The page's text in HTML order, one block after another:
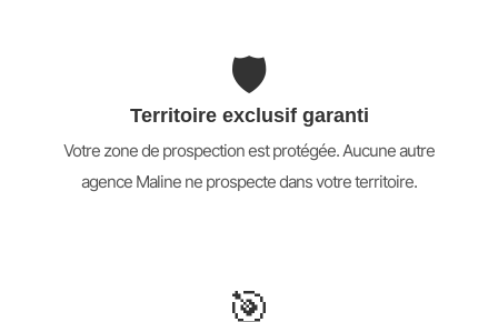
🛡️
Territoire exclusif garanti
Votre zone de prospection est protégée. Aucune autre
agence Maline ne prospecte dans votre territoire.
🎯